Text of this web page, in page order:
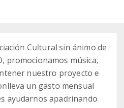
Cultural sin ánimo de
promocionamos música,
nuestro proyecto e
un gasto mensual
ayudarnos apadrinando